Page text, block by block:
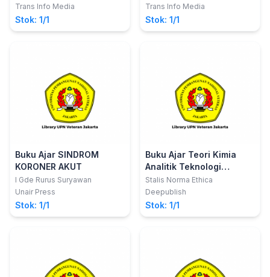
Ginekologi dan
Obginsos)
Trans Info Media
Stok: 1/1
Trans Info Media
Stok: 1/1
Buku Ajar SINDROM
KORONER AKUT
I Gde Rurus Suryawan
Unair Press
Stok: 1/1
Buku Ajar Teori Kimia
Analitik Teknologi
Laboratorium Medis
Stalis Norma Ethica
Deepublish
Stok: 1/1